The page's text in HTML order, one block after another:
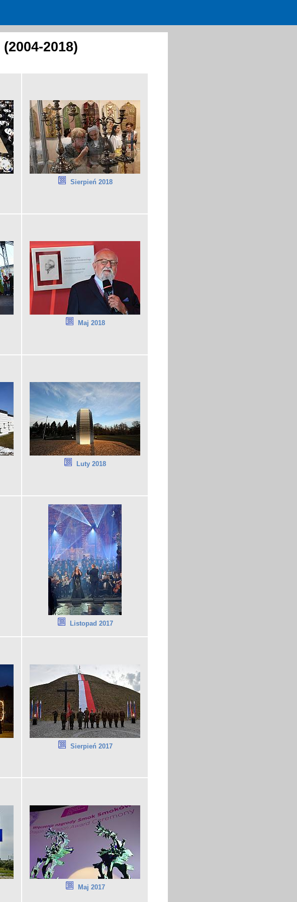
2018)
Sierpień 2018
Maj 2018
Luty 2018
Listopad 2017
Sierpień 2017
Maj 2017